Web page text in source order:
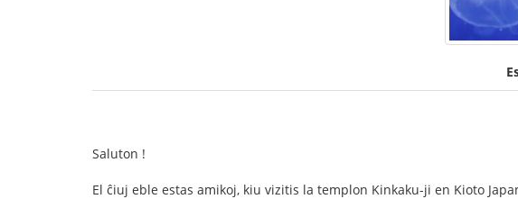
Saluton !
El ĉiuj eble estas amikoj, kiu vizitis la templon Kinkaku-ji en Kioto